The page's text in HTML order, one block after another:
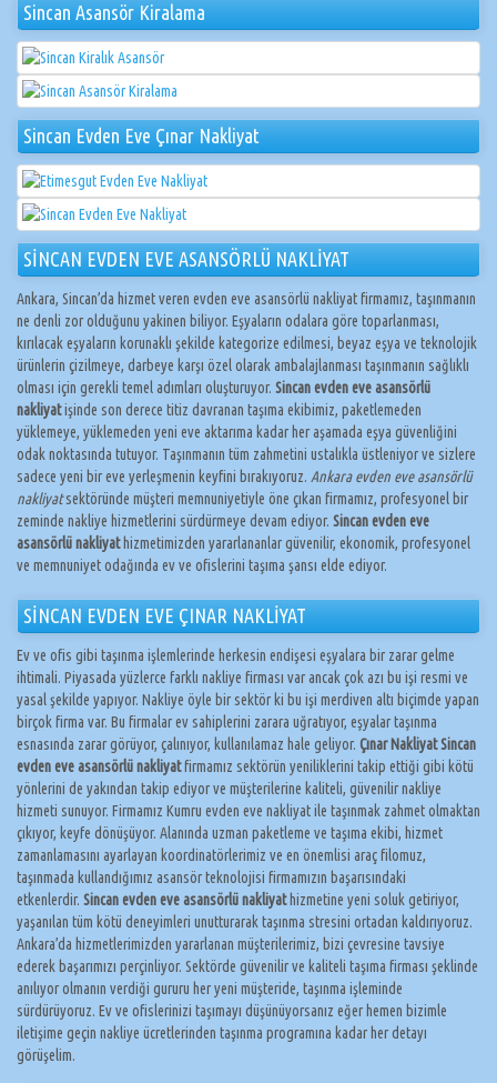
Sincan Asansör Kiralama
Sincan Evden Eve Çınar Nakliyat
SİNCAN EVDEN EVE ASANSÖRLÜ NAKLİYAT
Ankara, Sincan’da hizmet veren evden eve asansörlü nakliyat firmamız, taşınmanın
ne denli zor olduğunu yakinen biliyor. Eşyaların odalara göre toparlanması,
kırılacak eşyaların korunaklı şekilde kategorize edilmesi, beyaz eşya ve teknolojik
ürünlerin çizilmeye, darbeye karşı özel olarak ambalajlanması taşınmanın sağlıklı
olması için gerekli temel adımları oluşturuyor. Sincan evden eve asansörlü
nakliyatişinde son derece titiz davranan taşıma ekibimiz, paketlemeden
yüklemeye, yüklemeden yeni eve aktarıma kadar her aşamada eşya güvenliğini
odak noktasında tutuyor. Taşınmanın tüm zahmetini ustalıkla üstleniyor ve sizlere
sadece yeni bir eve yerleşmenin keyfini bırakıyoruz. Ankara evden eve asansörlü
nakliyatsektöründe müşteri memnuniyetiyle öne çıkan firmamız, profesyonel bir
zeminde nakliye hizmetlerini sürdürmeye devam ediyor. Sincan evden eve
asansörlü nakliyathizmetimizden yararlananlar güvenilir, ekonomik, profesyonel
ve memnuniyet odağında ev ve ofislerini taşıma şansı elde ediyor.
SİNCAN EVDEN EVE ÇINAR NAKLİYAT
Ev ve ofis gibi taşınma işlemlerinde herkesin endişesi eşyalara bir zarar gelme
ihtimali. Piyasada yüzlerce farklı nakliye firması var ancak çok azı bu işi resmi ve
yasal şekilde yapıyor. Nakliye öyle bir sektör ki bu işi merdiven altı biçimde yapan
birçok firma var. Bu firmalar ev sahiplerini zarara uğratıyor, eşyalar taşınma
esnasında zarar görüyor, çalınıyor, kullanılamaz hale geliyor. Çınar Nakliyat Sincan
evden eve asansörlü nakliyatfirmamız sektörün yeniliklerini takip ettiği gibi kötü
yönlerini de yakından takip ediyor ve müşterilerine kaliteli, güvenilir nakliye
hizmeti sunuyor. Firmamız Kumru evden eve nakliyat ile taşınmak zahmet olmaktan
çıkıyor, keyfe dönüşüyor. Alanında uzman paketleme ve taşıma ekibi, hizmet
zamanlamasını ayarlayan koordinatörlerimiz ve en önemlisi araç filomuz,
taşınmada kullandığımız asansör teknolojisi firmamızın başarısındaki
etkenlerdir. Sincan evden eve asansörlü nakliyathizmetine yeni soluk getiriyor,
yaşanılan tüm kötü deneyimleri unutturarak taşınma stresini ortadan kaldırıyoruz.
Ankara’da hizmetlerimizden yararlanan müşterilerimiz, bizi çevresine tavsiye
ederek başarımızı perçinliyor. Sektörde güvenilir ve kaliteli taşıma firması şeklinde
anılıyor olmanın verdiği gururu her yeni müşteride, taşınma işleminde
sürdürüyoruz. Ev ve ofislerinizi taşımayı düşünüyorsanız eğer hemen bizimle
iletişime geçin nakliye ücretlerinden taşınma programına kadar her detayı
görüşelim.